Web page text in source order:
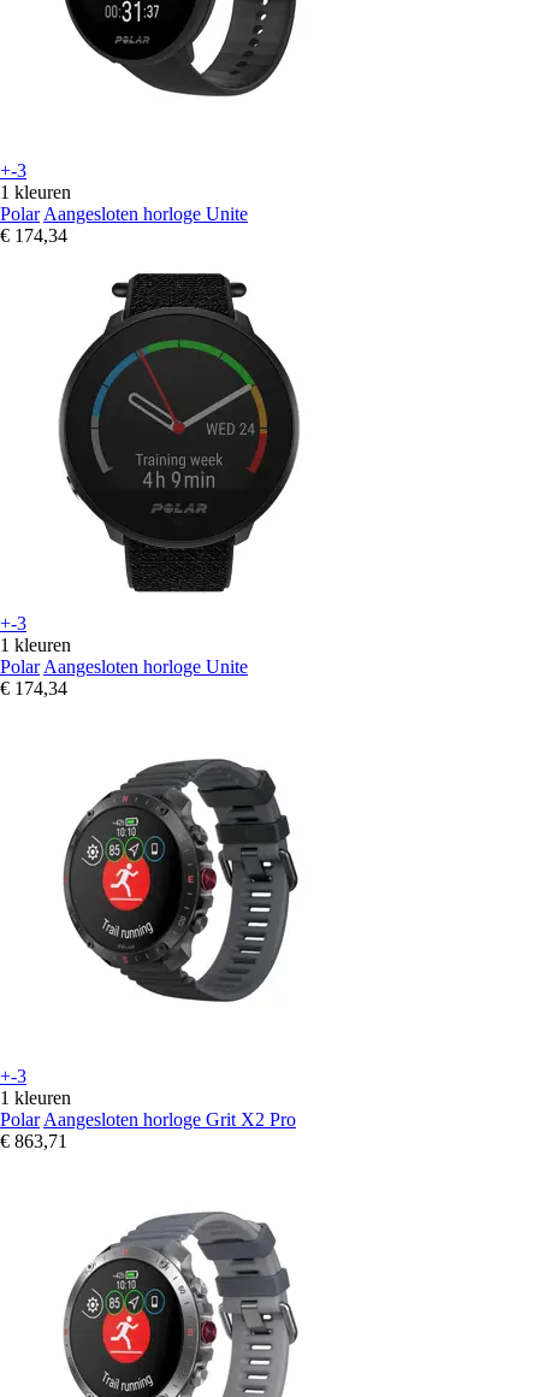
+-3
1 kleuren
Polar Aangesloten horloge Unite
€ 174,34
+-3
1 kleuren
Polar Aangesloten horloge Unite
€ 174,34
+-3
1 kleuren
Polar Aangesloten horloge Grit X2 Pro
€ 863,71